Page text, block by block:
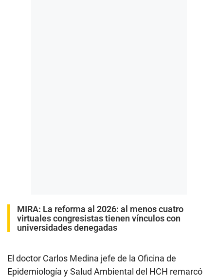
MIRA: La reforma al 2026: al menos cuatro
virtuales congresistas tienen vínculos con
universidades denegadas
El doctor Carlos Medina jefe de la Oficina de
Epidemiología y Salud Ambiental del HCH remarcó